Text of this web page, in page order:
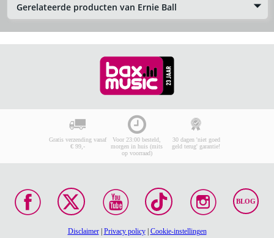
Gerelateerde producten van Ernie Ball
Gratis verzending vanaf
€ 99,-
Voor 23:00 besteld,
morgen in huis (mits
op voorraad)
30 dagen 'niet goed
geld terug' garantie!
BLOG
Disclaimer| Privacy policy| Cookie-instellingen